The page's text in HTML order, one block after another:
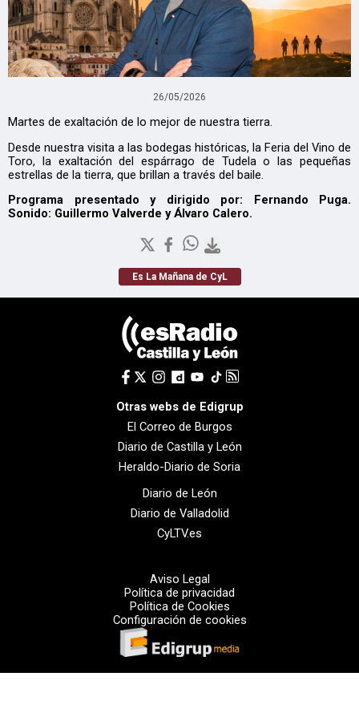
26/05/2026
Martes de exaltación de lo mejor de nuestra tierra.
Desde nuestra visita a las bodegas históricas, la Feria del Vino de
Toro, la exaltación del espárrago de Tudela o las pequeñas
estrellas de la tierra, que brillan a través del baile.
Programa presentado y dirigido por: Fernando Puga.
Sonido: Guillermo Valverde y Álvaro Calero.
Es La Mañana de CyL
Otras webs de Edigrup
El Correo de Burgos
Diario de Castilla y León
Heraldo-Diario de Soria
Diario de León
Diario de Valladolid
CyLTV.es
Aviso Legal
Política de privacidad
Política de Cookies
Configuración de cookies